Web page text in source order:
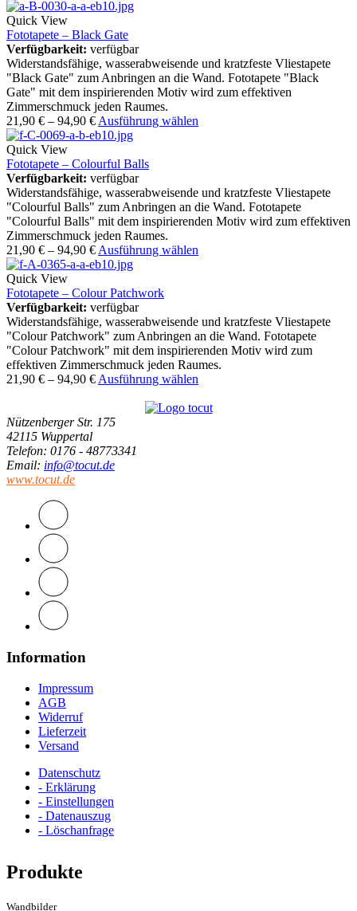
Quick View
Fototapete – Black Gate
Verfügbarkeit: verfügbar
Widerstandsfähige, wasserabweisende und kratzfeste Vliestapete
"Black Gate" zum Anbringen an die Wand. Fototapete "Black
Gate" mit dem inspirierenden Motiv wird zum effektiven
Zimmerschmuck jeden Raumes.
21,90 € – 94,90 € Ausführung wählen
Quick View
Fototapete – Colourful Balls
Verfügbarkeit: verfügbar
Widerstandsfähige, wasserabweisende und kratzfeste Vliestapete
"Colourful Balls" zum Anbringen an die Wand. Fototapete
"Colourful Balls" mit dem inspirierenden Motiv wird zum effektiven
Zimmerschmuck jeden Raumes.
21,90 € – 94,90 € Ausführung wählen
Quick View
Fototapete – Colour Patchwork
Verfügbarkeit: verfügbar
Widerstandsfähige, wasserabweisende und kratzfeste Vliestapete
"Colour Patchwork" zum Anbringen an die Wand. Fototapete
"Colour Patchwork" mit dem inspirierenden Motiv wird zum
effektiven Zimmerschmuck jeden Raumes.
21,90 € – 94,90 € Ausführung wählen
Nützenberger Str. 175
42115 Wuppertal
Telefon: 0176 - 48773341
Email: info@tocut.de
www.tocut.de
Information
Impressum
AGB
Widerruf
Lieferzeit
Versand
Datenschutz
- Erklärung
- Einstellungen
- Datenauszug
- Löschanfrage
Produkte
Wandbilder